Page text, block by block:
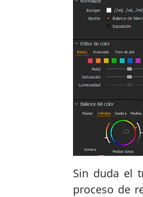
Sin duda el
proceso de